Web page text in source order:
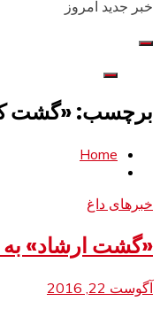
خبر جدید امروز
برچسب: «گشت
Home
خبرهای داغ
«گشت ارشاد»
آگوست 22, 2016